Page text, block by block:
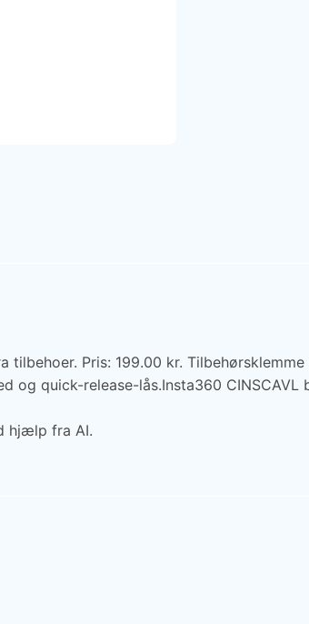
tilbehoer. Pris: 199.00 kr.
og quick-release-lås.Insta360
hjælp fra AI.